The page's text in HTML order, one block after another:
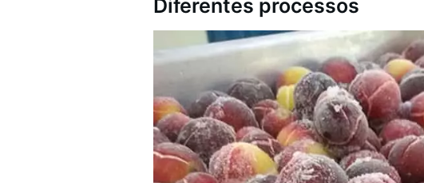
Diferentes processos